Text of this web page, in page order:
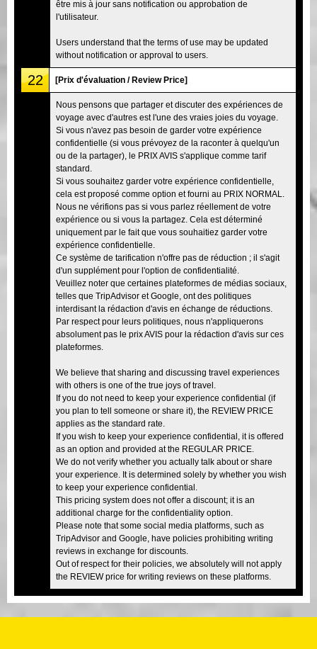
être mis à jour sans notification ou approbation de
l'utilisateur.
Users understand that the terms of use may be updated
without notification or approval to users.
22 [Prix d'évaluation / Review Price]
Nous pensons que partager et discuter des expériences de
voyage avec d'autres est l'une des vraies joies du voyage.
Si vous n'avez pas besoin de garder votre expérience
confidentielle (si vous prévoyez de la raconter à quelqu'un
ou de la partager), le PRIX AVIS s'applique comme tarif
standard.
Si vous souhaitez garder votre expérience confidentielle,
cela est proposé comme option et fourni au PRIX NORMAL.
Nous ne vérifions pas si vous parlez réellement de votre
expérience ou si vous la partagez. Cela est déterminé
uniquement par le fait que vous souhaitiez garder votre
expérience confidentielle.
Ce système de tarification n'offre pas de réduction ; il s'agit
d'un supplément pour l'option de confidentialité.
Veuillez noter que certaines plateformes de médias sociaux,
telles que TripAdvisor et Google, ont des politiques
interdisant la rédaction d'avis en échange de réductions.
Par respect pour leurs politiques, nous n'appliquerons
absolument pas le prix AVIS pour la rédaction d'avis sur ces
plateformes.
We believe that sharing and discussing travel experiences
with others is one of the true joys of travel.
If you do not need to keep your experience confidential (if
you plan to tell someone or share it), the REVIEW PRICE
applies as the standard rate.
If you wish to keep your experience confidential, it is offered
as an option and provided at the REGULAR PRICE.
We do not verify whether you actually talk about or share
your experience. It is determined solely by whether you wish
to keep your experience confidential.
This pricing system does not offer a discount; it is an
additional charge for the confidentiality option.
Please note that some social media platforms, such as
TripAdvisor and Google, have policies prohibiting writing
reviews in exchange for discounts.
Out of respect for their policies, we absolutely will not apply
the REVIEW price for writing reviews on these platforms.